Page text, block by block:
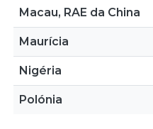
Macau, RAE da China
Maurícia
Nigéria
Polónia